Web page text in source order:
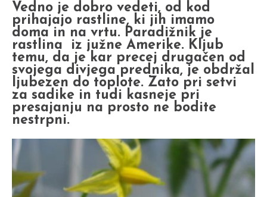
Vedno je dobro vedeti, od kod
prihajajo rastline, ki jih imamo
doma in na vrtu. Paradižnik je
rastlina iz južne Amerike. Kljub
temu, da je kar precej drugačen od
svojega divjega prednika, je obdržal
ljubezen do toplote. Zato pri setvi
za sadike in tudi kasneje pri
presajanju na prosto ne bodite
nestrpni.